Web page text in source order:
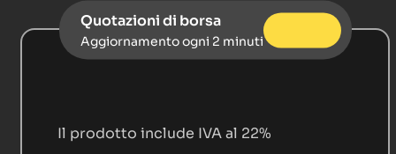
Quotazioni di borsa
Aggiornamento ogni 2 minuti
Il prodotto include IVA al 22%